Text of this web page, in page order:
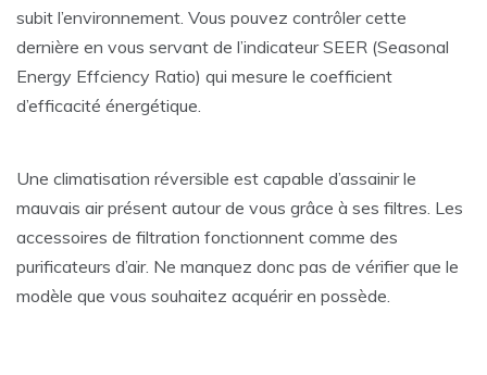
subit l’environnement. Vous pouvez contrôler cette
dernière en vous servant de l’indicateur SEER (Seasonal
Energy Effciency Ratio) qui mesure le coefficient
d’efficacité énergétique.
Une climatisation réversible est capable d’assainir le
mauvais air présent autour de vous grâce à ses filtres. Les
accessoires de filtration fonctionnent comme des
purificateurs d’air. Ne manquez donc pas de vérifier que le
modèle que vous souhaitez acquérir en possède.